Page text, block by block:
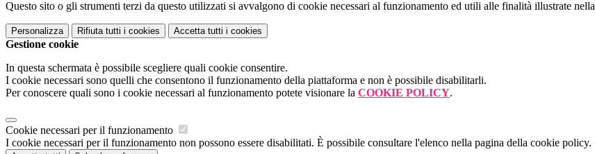
Questo sito o gli strumenti terzi da questo utilizzati si avvalgono di cookie necessari al funzionamento ed utili alle finalità illustrate nella
Personalizza Rifiuta tutti i cookies Accetta tutti i cookies
Gestione cookie
In questa schermata è possibile scegliere quali cookie consentire.
I cookie necessari sono quelli che consentono il funzionamento della piattaforma e non è possibile disabilitarli.
Per conoscere quali sono i cookie necessari al funzionamento potete visionare la COOKIE POLICY.
Cookie necessari per il funzionamento
I cookie necessari per il funzionamento non possono essere disabilitati. È possibile consultare l'elenco nella pagina della cookie policy.